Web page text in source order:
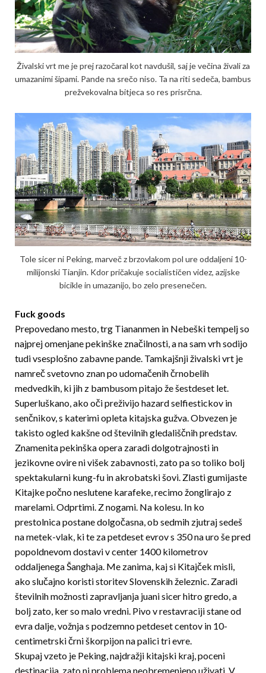
Živalski vrt me je prej razočaral kot navdušil, saj je večina živali za
umazanimi šipami. Pande na srečo niso. Ta na riti sedeča, bambus
prežvekovalna bitjeca so res prisrčna.
Tole sicer ni Peking, marveč z brzovlakom pol ure oddaljeni 10-
milijonski Tianjin. Kdor pričakuje socialističen videz, azijske
bicikle in umazanijo, bo zelo presenečen.
Fuck goods
Prepovedano mesto, trg Tiananmen in Nebeški tempelj so
najprej omenjane pekinške značilnosti, a na sam vrh sodijo
tudi vsesplošno zabavne pande. Tamkajšnji živalski vrt je
namreč svetovno znan po udomačenih črnobelih
medvedkih, ki jih z bambusom pitajo že šestdeset let.
Superluškano, ako oči pre­ži­vijo hazard selfiestickov in
senčnikov, s katerimi opleta kitajska gužva. Obvezen je
takisto ogled kakšne od številnih gledališčnih predstav.
Znamenita pekinška opera zaradi dolgotrajnosti in
jezikovne ovire ni višek zabavnosti, zato pa so toliko bolj
spektakularni kung-fu in akrobatski šovi. Zlasti gumijaste
Kitajke počno neslutene karafeke, recimo žonglirajo z
marelami. Odprtimi. Z nogami. Na kolesu. In ko
prestolnica postane dolgočasna, ob sedmih zjutraj sedeš
na metek-vlak, ki te za petdeset evrov s 350 na uro še pred
popoldnevom dostavi v center 1400 kilometrov
oddaljenega Šanghaja. Me zanima, kaj si Kitajček misli,
ako slučajno koristi storitev Slovenskih železnic. Zaradi
številnih možnosti zapravljanja juani sicer hitro gredo, a
bolj zato, ker so malo vredni. Pivo v restavraciji stane od
evra dalje, vožnja s podzemno petdeset centov in 10-
centimetrski črni škorpijon na palici tri evre.
Skupaj vzeto je Peking, najdražji kitajski kraj, poceni
destinacija, zato ni problema neobremenjeno uživati. V